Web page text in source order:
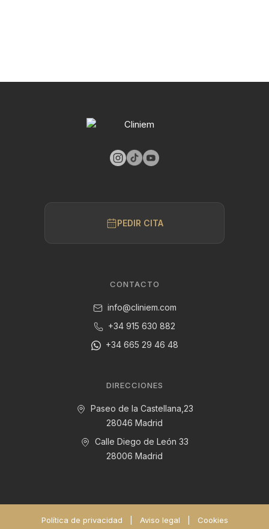
PEDIR CITA
CONTACTO
info@cliniem.com
+34 915 630 882
+34 665 29 46 48
DIRECCIONES
Paseo de la Castellana,23
28046 Madrid
Calle Diego de León 33
28006 Madrid
Política de privacidad Aviso legal Cookies